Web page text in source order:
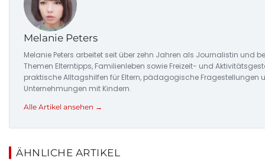
Melanie Peters
Melanie Peters arbeitet seit über zehn Jahren als Journalistin und
Themen Elterntipps, Familienleben sowie Freizeit- und
praktische Alltagshilfen für Eltern, pädagogische
Unternehmungen mit Kindern.
Alle Artikel ansehen →
ÄHNLICHE ARTIKEL